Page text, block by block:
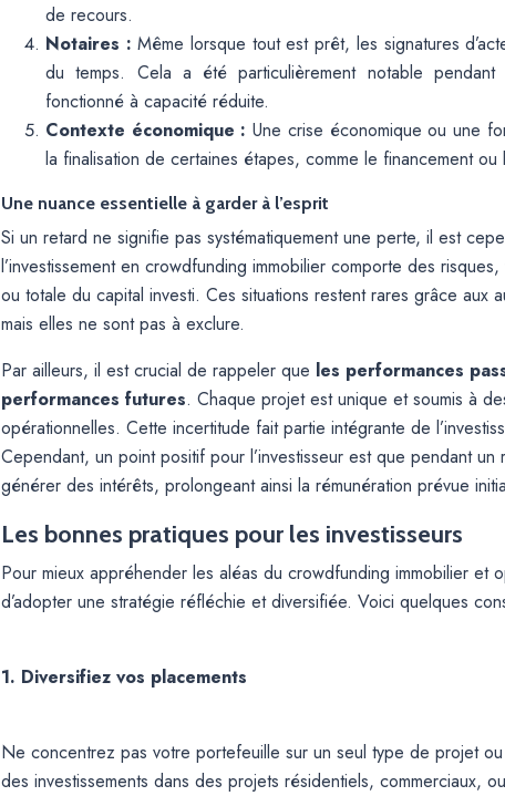
de recours.
Notaires :Même lorsque tout est prêt, les signatures
du temps. Cela a été particulièrement notable
fonctionné à capacité réduite.
Contexte économique :Une crise économique ou une
la finalisation de certaines étapes, comme le financement
Une nuance essentielle à garder à l’esprit
Si un retard ne signifie pas systématiquement une perte, il est
l’investissement en crowdfunding immobilier comporte des
ou totale du capital investi. Ces situations restent rares grâce aux
mais elles ne sont pas à exclure.
Par ailleurs, il est crucial de rappeler que les performances
performances futures. Chaque projet est unique et soumis à
opérationnelles. Cette incertitude fait partie intégrante de
Cependant, un point positif pour l’investisseur est que pendant
générer des intérêts, prolongeant ainsi la rémunération prévue
Les bonnes pratiques pour les investisseurs
Pour mieux appréhender les aléas du crowdfunding immobilier et
d’adopter une stratégie réfléchie et diversifiée. Voici quelques
1. Diversifiez vos placements
Ne concentrez pas votre portefeuille sur un seul type de projet
des investissements dans des projets résidentiels, commerciaux,